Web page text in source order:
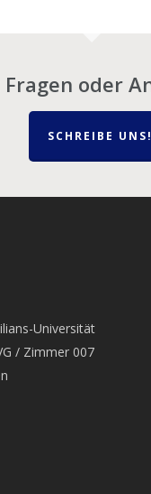
oder
SCHREIBE UNS!
Universität
/ Zimmer 007